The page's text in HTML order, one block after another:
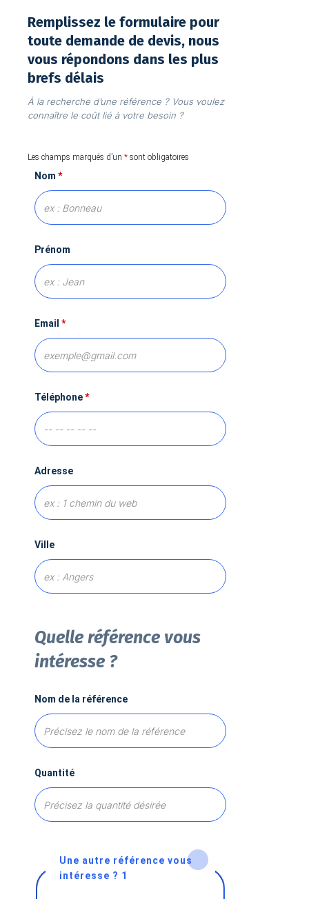
Remplissez le formulaire pour
toute demande de devis, nous
vous répondons dans les plus
brefs délais
À la recherche d’une référence ? Vous voulez
connaître le coût lié à votre besoin ?
Les champs marqués d’un * sont obligatoires
Nom *
Prénom
Email *
Téléphone*
Adresse
Ville
Quelle référence vous
intéresse ?
Nom de la référence
Quantité
Une autre référence vous
intéresse ? 1